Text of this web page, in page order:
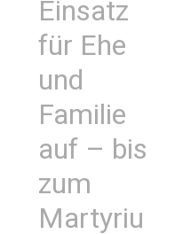
Einsatz
für Ehe
und
Familie
auf – bis
zum
Martyriu